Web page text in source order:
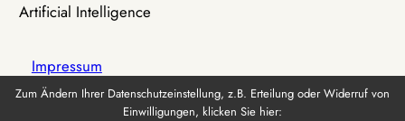
Artificial Intelligence
Impressum
Zum Ändern Ihrer Datenschutzeinstellung, z.B. Erteilung oder Widerruf von
Einwilligungen, klicken Sie hier: